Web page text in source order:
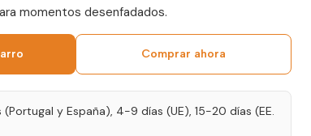
momentos desenfadados.
Comprar ahora
y España), 4-9 días (UE), 15-20 días (EE.